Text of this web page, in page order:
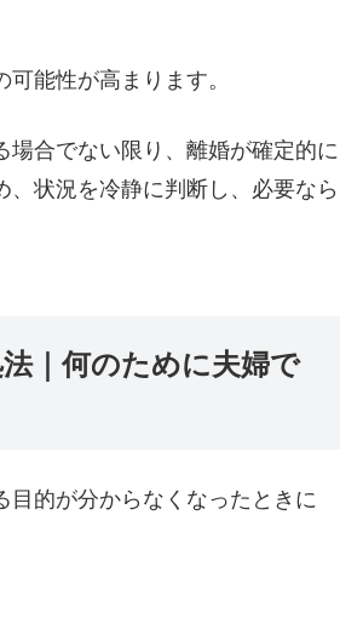
能性が高まります。
合でない限り、離婚が確定的に
状況を冷静に判断し、必要なら
｜何のために夫婦で
目的が分からなくなったときに